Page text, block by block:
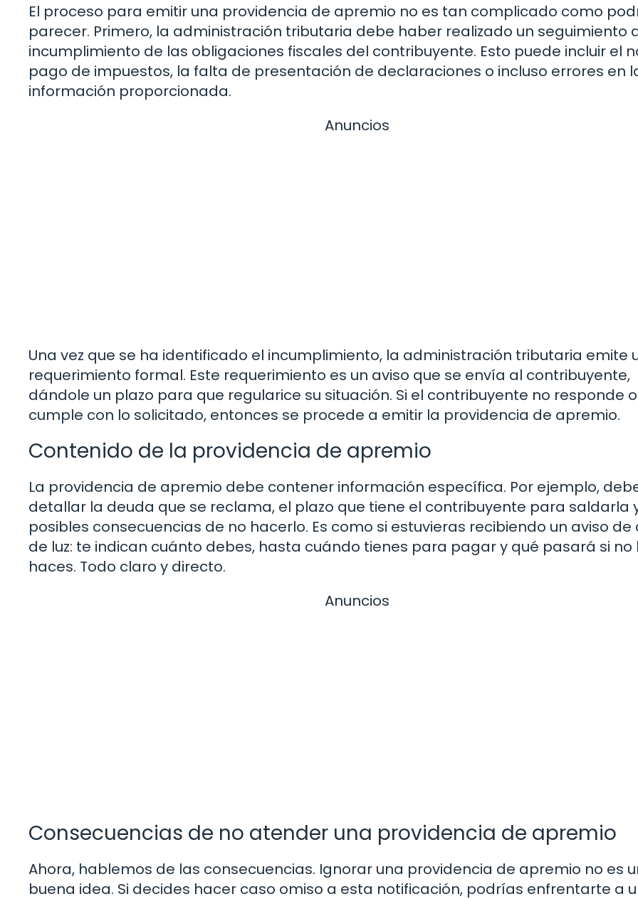
El proceso para emitir una providencia de apremio no es tan complicado como
parecer. Primero, la administración tributaria debe haber realizado un seguimiento
incumplimiento de las obligaciones fiscales del contribuyente. Esto puede incluir el
pago de impuestos, la falta de presentación de declaraciones o incluso errores en
información proporcionada.
Anuncios
Una vez que se ha identificado el incumplimiento, la administración tributaria emite
requerimiento formal. Este requerimiento es un aviso que se envía al contribuyente,
dándole un plazo para que regularice su situación. Si el contribuyente no responde
cumple con lo solicitado, entonces se procede a emitir la providencia de apremio.
Contenido de la providencia de apremio
La providencia de apremio debe contener información específica. Por ejemplo,
detallar la deuda que se reclama, el plazo que tiene el contribuyente para saldarla
posibles consecuencias de no hacerlo. Es como si estuvieras recibiendo un aviso de
de luz: te indican cuánto debes, hasta cuándo tienes para pagar y qué pasará si no
haces. Todo claro y directo.
Anuncios
Consecuencias de no atender una providencia de apremio
Ahora, hablemos de las consecuencias. Ignorar una providencia de apremio no es
buena idea. Si decides hacer caso omiso a esta notificación, podrías enfrentarte a